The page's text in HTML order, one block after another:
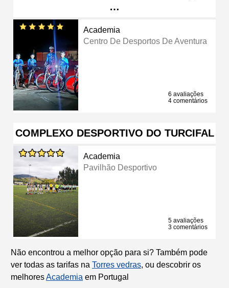
…
Academia
Centro De Desportos De Aventura
6 avaliações
4 comentários
COMPLEXO DESPORTIVO DO TURCIFAL
Academia
Pavilhão Desportivo
5 avaliações
3 comentários
Não encontrou a melhor opção para si? Também pode
ver todas as tarifas na Torres vedras, ou descobrir os
melhoresAcademia em Portugal